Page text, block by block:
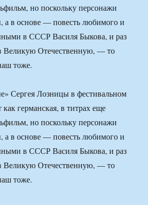
но поскольку персонажи
а в основе — повесть любимого и
в СССР Василя Быкова, и раз
Великую Отечественную, — то
тоже.
Сергея Лозницы в фестивальном
как германская, в титрах еще
но поскольку персонажи
а в основе — повесть любимого и
в СССР Василя Быкова, и раз
Великую Отечественную, — то
тоже.